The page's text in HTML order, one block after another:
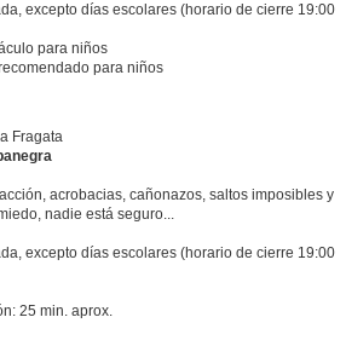
excepto días escolares (horario de cierre 19:00
para niños
para niños
Fragata
acrobacias, cañonazos, saltos imposibles y
nadie está seguro...
excepto días escolares (horario de cierre 19:00
25 min. aprox.